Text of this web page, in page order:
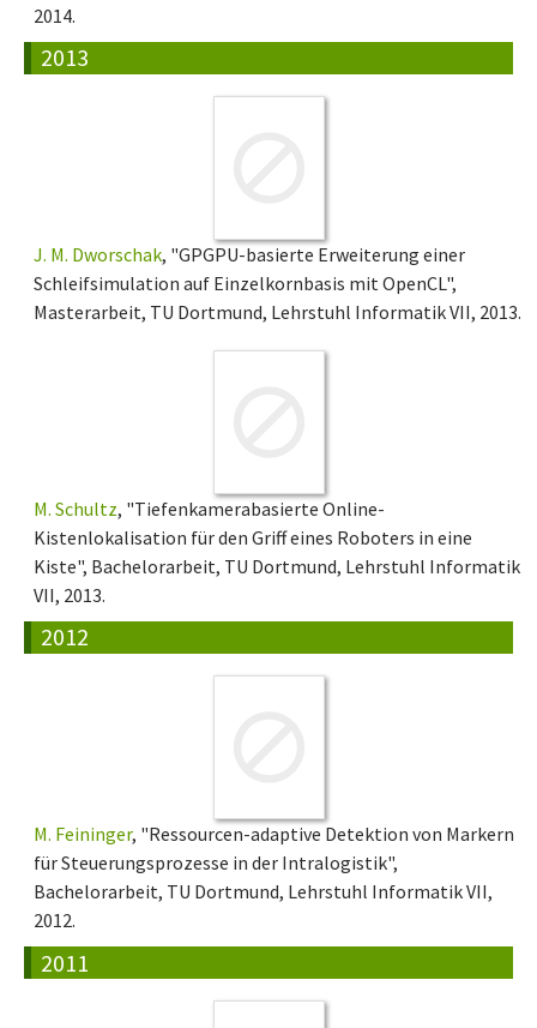
2014.
2013
J. M. Dworschak, "GPGPU-basierte Erweiterung einer
Schleifsimulation auf Einzelkornbasis mit OpenCL",
Masterarbeit, TU Dortmund, Lehrstuhl Informatik VII, 2013.
M. Schultz, "Tiefenkamerabasierte Online-
Kistenlokalisation für den Griff eines Roboters in eine
Kiste", Bachelorarbeit, TU Dortmund, Lehrstuhl Informatik
VII, 2013.
2012
M. Feininger, "Ressourcen-adaptive Detektion von Markern
für Steuerungsprozesse in der Intralogistik",
Bachelorarbeit, TU Dortmund, Lehrstuhl Informatik VII,
2012.
2011